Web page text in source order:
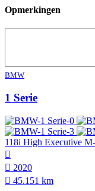
Opmerkingen
BMW
1 Serie
118i High Executive
2020
45.151 km